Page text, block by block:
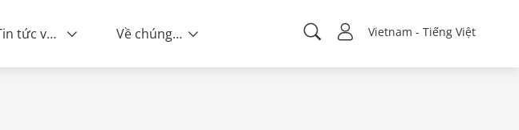
Vietnam - Tiếng Việt
Tin tức và sự kiện Về chúng tôi